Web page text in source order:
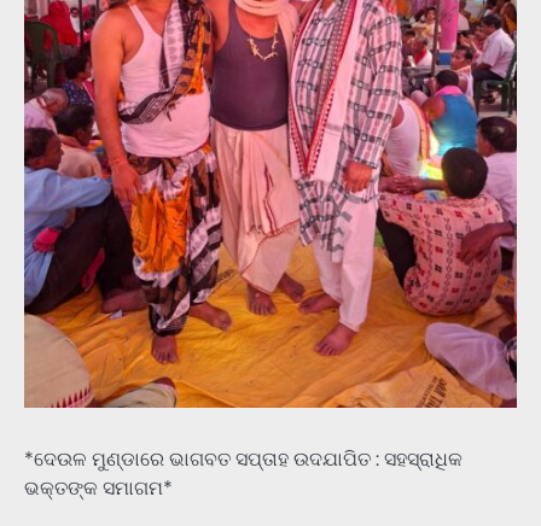
*ଦେଉଳ ମୁଣ୍ଡାରେ ଭାଗବତ ସପ୍ତାହ ଉଦଯାପିତ : ସହସ୍ରାଧିକ
ଭକ୍ତଙ୍କ ସମାଗମ*